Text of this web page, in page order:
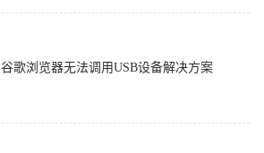
谷歌浏览器无法调用USB设备解决方案